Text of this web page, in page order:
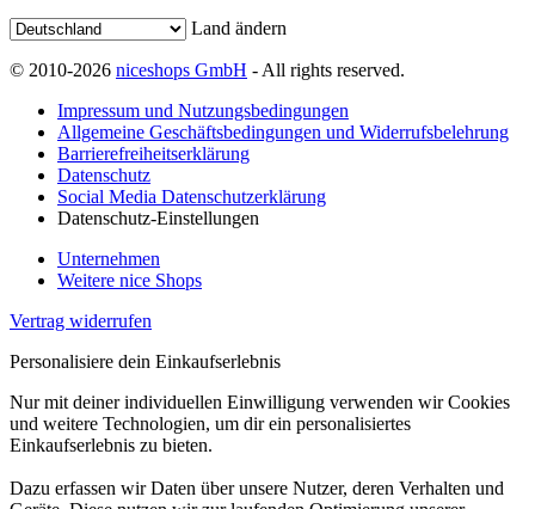
Land ändern
© 2010-2026 niceshops GmbH - All rights reserved.
Impressum und Nutzungsbedingungen
Allgemeine Geschäftsbedingungen und Widerrufsbelehrung
Barrierefreiheitserklärung
Datenschutz
Social Media Datenschutzerklärung
Datenschutz-Einstellungen
Unternehmen
Weitere nice Shops
Vertrag widerrufen
Personalisiere dein Einkaufserlebnis
Nur mit deiner individuellen Einwilligung verwenden wir Cookies
und weitere Technologien, um dir ein personalisiertes
Einkaufserlebnis zu bieten.
Dazu erfassen wir Daten über unsere Nutzer, deren Verhalten und